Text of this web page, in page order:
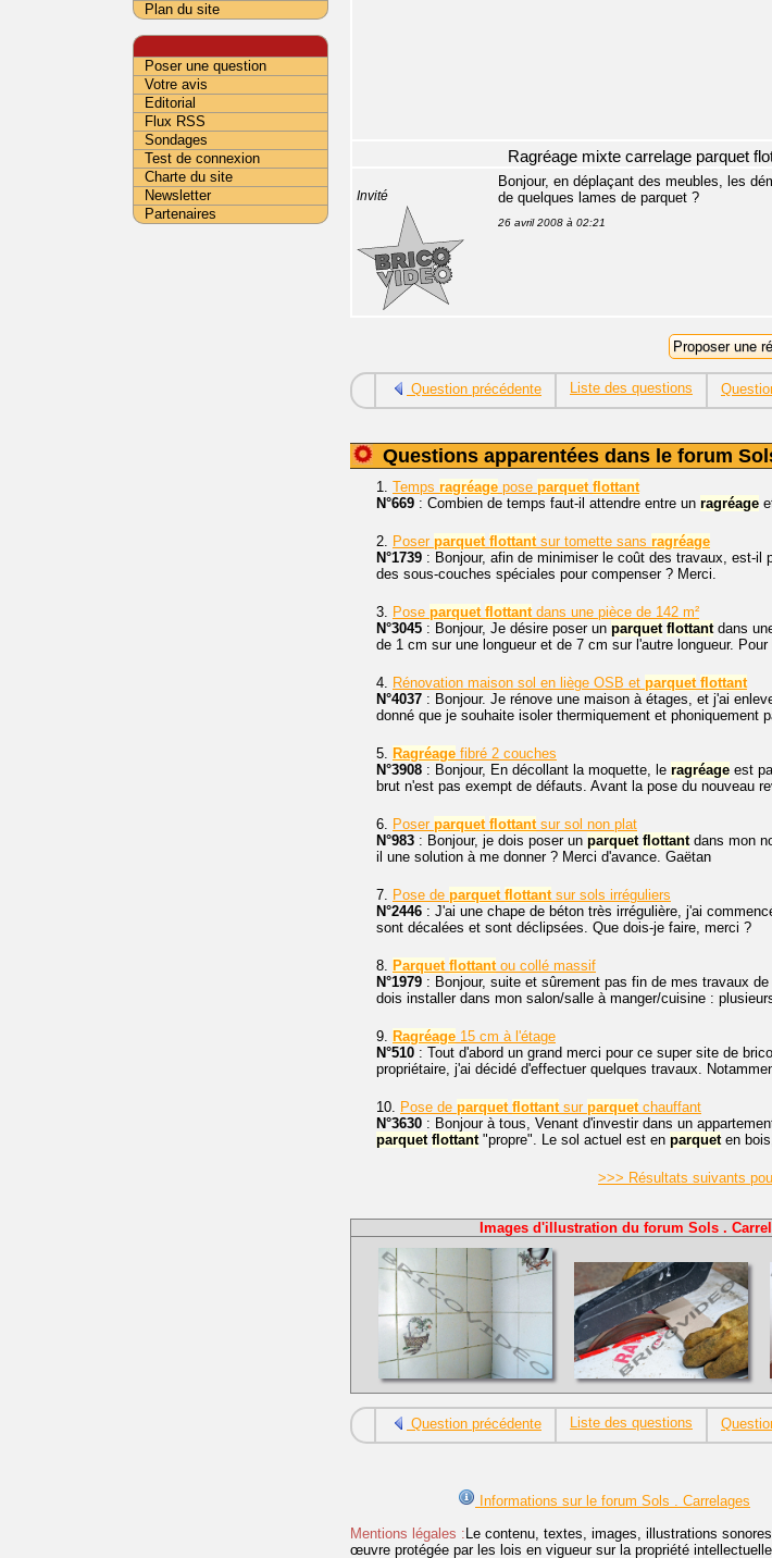
Ragréage mixte carrelage parquet
Invité
Bonjour, en déplaçant des meubles, les
de quelques lames de parquet ?
26 avril 2008 à 02:21
Question précédente Liste des questions
Questions apparentées dans le forum
1. Temps ragréage pose parquet flottant
N°669 : Combien de temps faut-il attendre entre un ragréage
2. Poser parquet flottantsur tomette sans ragréage
N°1739 : Bonjour, afin de minimiser le coût des travaux, est-il
des sous-couches spéciales pour compenser ? Merci.
3. Pose parquet flottantdans une pièce de 142 m²
N°3045 : Bonjour, Je désire poser un parquet flottantdans
de 1 cm sur une longueur et de 7 cm sur l'autre longueur.
4. Rénovation maison sol en liège OSB et parquet flottant
N°4037 : Bonjour. Je rénove une maison à étages, et j'ai
donné que je souhaite isoler thermiquement et phoniquement
5. Ragréage fibré 2 couches
N°3908 : Bonjour, En décollant la moquette, le ragréage est
brut n'est pas exempt de défauts. Avant la pose du nouveau
6. Poser parquet flottantsur sol non plat
N°983 : Bonjour, je dois poser un parquet flottantdans mon
il une solution à me donner ? Merci d'avance. Gaëtan
7. Pose de parquet flottantsur sols irréguliers
N°2446 : J'ai une chape de béton très irrégulière, j'ai
sont décalées et sont déclipsées. Que dois-je faire, merci ?
8. Parquet flottantou collé massif
N°1979 : Bonjour, suite et sûrement pas fin de mes travaux
dois installer dans mon salon/salle à manger/cuisine :
9. Ragréage 15 cm à l'étage
N°510 : Tout d'abord un grand merci pour ce super site de
propriétaire, j'ai décidé d'effectuer quelques travaux.
10. Pose de parquet flottantsur parquetchauffant
N°3630 : Bonjour à tous, Venant d'investir dans un
parquet flottant"propre". Le sol actuel est en parqueten
>>> Résultats suivants
Images d'illustration du forum Sols .
Question précédente Liste des questions
Informations sur le forum Sols . Carrelages
Mentions légales : Le contenu, textes, images, illustrations
œuvre protégée par les lois en vigueur sur la propriété
Plan du site
Poser une question
Votre avis
Editorial
Flux RSS
Sondages
Test de connexion
Charte du site
Newsletter
Partenaires